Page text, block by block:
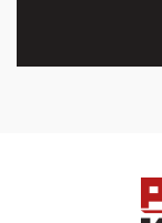
Госуслугах уме...